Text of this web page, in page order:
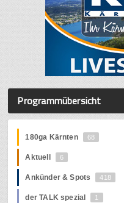
Programmübersicht
180ga Kärnten 68
Aktuell 6
Ankünder & Spots 418
der TALK spezial 1